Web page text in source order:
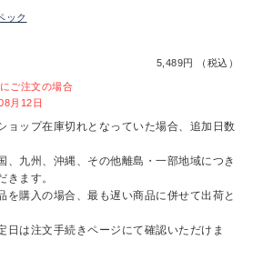
ック
5,489円 （税込）
ご注文の場合
月12日
ップ在庫切れとなっていた場合、追加日数
九州、沖縄、その他離島・一部地域につき
きます。
購入の場合、最も遅い商品に併せて出荷と
は注文手続きページにて確認いただけま